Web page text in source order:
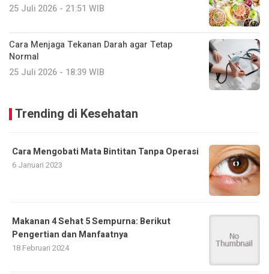
25 Juli 2026 - 21:51 WIB
Cara Menjaga Tekanan Darah agar Tetap
Normal
25 Juli 2026 - 18:39 WIB
Trending di Kesehatan
Cara Mengobati Mata Bintitan Tanpa Operasi
6 Januari 2023
Makanan 4 Sehat 5 Sempurna: Berikut
Pengertian dan Manfaatnya
18 Februari 2024